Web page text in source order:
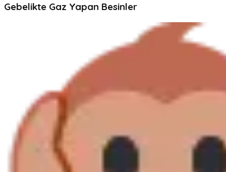
Gebelikte Gaz Yapan Besinler